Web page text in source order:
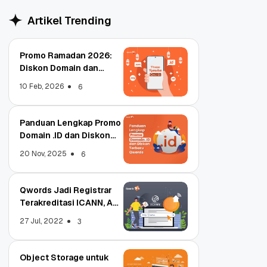
Artikel Trending
Promo Ramadan 2026:
Diskon Domain dan
10 Feb, 2026 6
Panduan Lengkap Promo
Domain .ID dan Diskon
20 Nov, 2025 6
Qwords Jadi Registrar
Terakreditasi ICANN, Apa
27 Jul, 2022 3
Object Storage untuk